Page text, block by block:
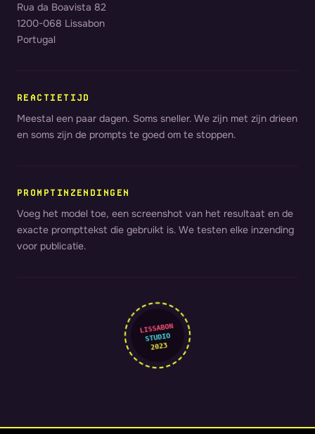
Rua da Boavista 82
1200-068 Lissabon
Portugal
REACTIETIJD
Meestal een paar dagen. Soms sneller. We zijn met zijn drieen
en soms zijn de prompts te goed om te stoppen.
PROMPTINZENDINGEN
Voeg het model toe, een screenshot van het resultaat en de
exacte prompttekst die gebruikt is. We testen elke inzending
voor publicatie.
LISSABON
STUDIO
2023